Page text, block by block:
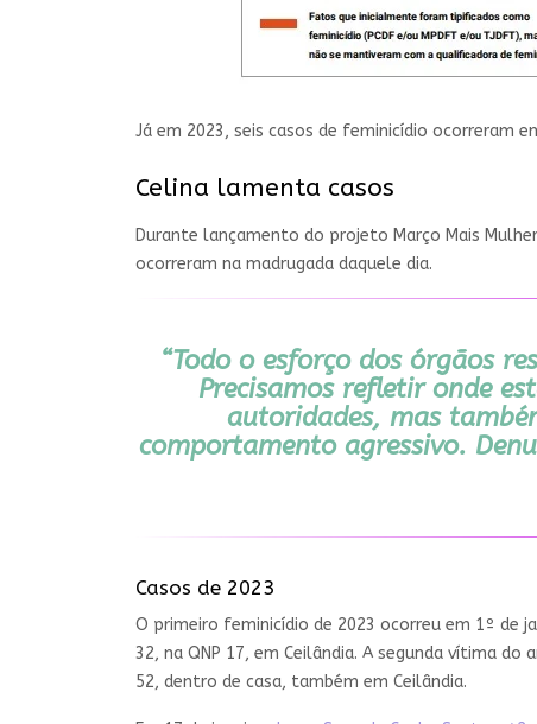
Já em 2023, seis casos de feminicídio ocorreram
Celina lamenta casos
Durante lançamento do projeto Março Mais
ocorreram na madrugada daquele dia.
“Todo o esforço dos órgãos
Precisamos refletir onde
autoridades, mas
comportamento agressivo.
Casos de 2023
O primeiro feminicídio de 2023 ocorreu em 1º de
32, na QNP 17, em Ceilândia. A segunda vítima
52, dentro de casa, também em Ceilândia.